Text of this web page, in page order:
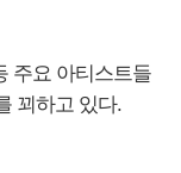
주요 아티스트들
꾀하고 있다.